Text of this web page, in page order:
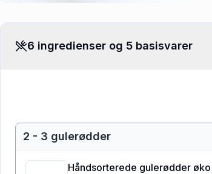
6 ingredienser og 5 basisvarer
2 - 3 gulerødder
Håndsorterede gulerødder øko